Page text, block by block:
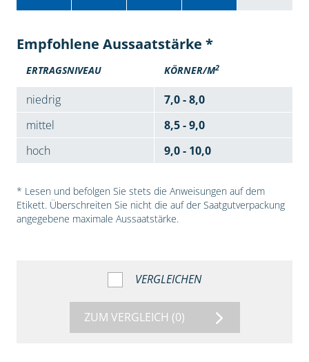
Empfohlene Aussaatstärke *
ERTRAGSNIVEAU KÖRNER/M2
niedrig
7,0 - 8,0
mittel
8,5 - 9,0
hoch
9,0 - 10,0
* Lesen und befolgen Sie stets die Anweisungen auf dem
Etikett. Überschreiten Sie nicht die auf der Saatgutverpackung
angegebene maximale Aussaatstärke.
VERGLEICHEN
ZUM VERGLEICH (0)